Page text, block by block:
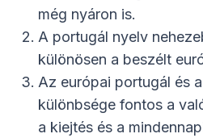
még nyáron is.
A portugál nyelv
különösen a beszélt
Az európai portugál és
különbsége fontos a
a kiejtés és a